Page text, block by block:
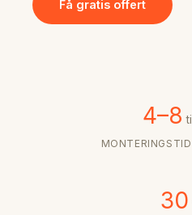
Få gratis offert
4–8
30